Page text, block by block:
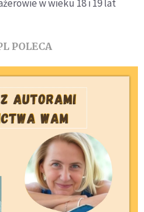
w wieku 18 i 19 lat
POLECA